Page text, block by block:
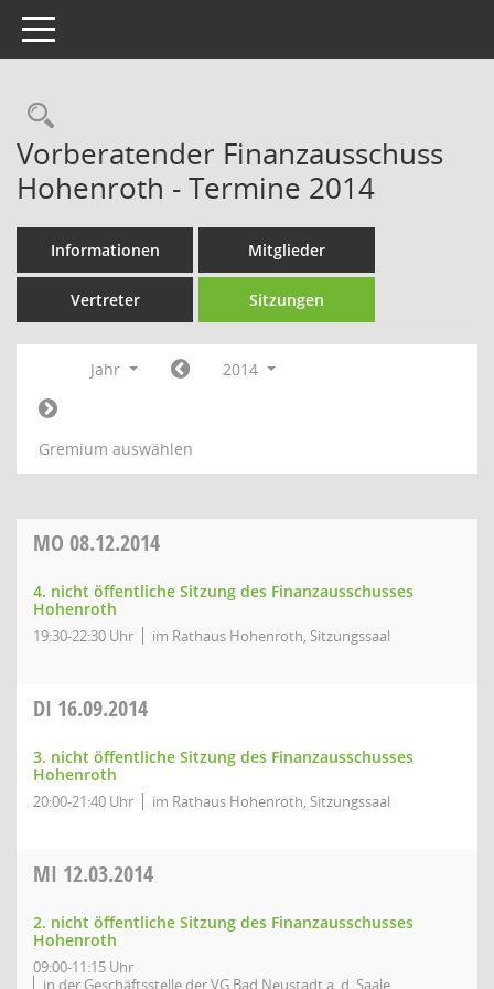
Toggle navigation
Rechercheauswahl
Vorberatender Finanzausschuss
Hohenroth - Termine 2014
Informationen Mitglieder
Vertreter Sitzungen
Jahr 2014
Gremium auswählen
MO 08.12.2014
4. nicht öffentliche Sitzung des Finanzausschusses
Hohenroth
19:30-22:30 Uhr im Rathaus Hohenroth, Sitzungssaal
DI 16.09.2014
3. nicht öffentliche Sitzung des Finanzausschusses
Hohenroth
20:00-21:40 Uhr im Rathaus Hohenroth, Sitzungssaal
MI 12.03.2014
2. nicht öffentliche Sitzung des Finanzausschusses
Hohenroth
09:00-11:15 Uhr
in der Geschäftsstelle der VG Bad Neustadt a. d. Saale,